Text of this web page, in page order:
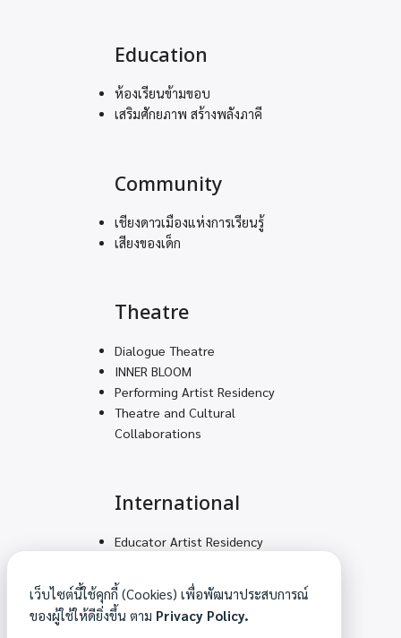
Education
ห้องเรียนข้ามขอบ
เสริมศักยภาพ สร้างพลังภาคี
Community
เชียงดาวเมืองแห่งการเรียนรู้
เสียงของเด็ก
Theatre
Dialogue Theatre
INNER BLOOM
Performing Artist Residency
Theatre and Cultural
Collaborations
International
Educator Artist Residency
Decolonial Solidarity
Mountain Feet – Arts
Academy
เว็บไซต์นี้ใช้คุกกี้ (Cookies) เพื่อพัฒนาประสบการณ์
ของผู้ใช้ให้ดียิ่งขึ้น ตาม Privacy Policy.